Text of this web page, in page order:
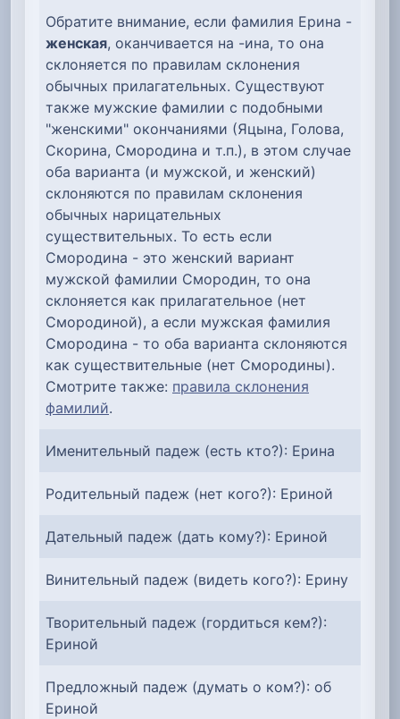
Обратите внимание, если фамилия Ерина -
женская, оканчивается на -ина, то она
склоняется по правилам склонения
обычных прилагательных. Существуют
также мужские фамилии с подобными
"женскими" окончаниями (Яцына, Голова,
Скорина, Смородина и т.п.), в этом случае
оба варианта (и мужской, и женский)
склоняются по правилам склонения
обычных нарицательных
существительных. То есть если
Смородина - это женский вариант
мужской фамилии Смородин, то она
склоняется как прилагательное (нет
Смородиной), а если мужская фамилия
Смородина - то оба варианта склоняются
как существительные (нет Смородины).
Смотрите также: правила склонения
фамилий.
Именительный падеж (есть кто?): Ерина
Родительный падеж (нет кого?): Ериной
Дательный падеж (дать кому?): Ериной
Винительный падеж (видеть кого?): Ерину
Творительный падеж (гордиться кем?):
Ериной
Предложный падеж (думать о ком?): об
Ериной